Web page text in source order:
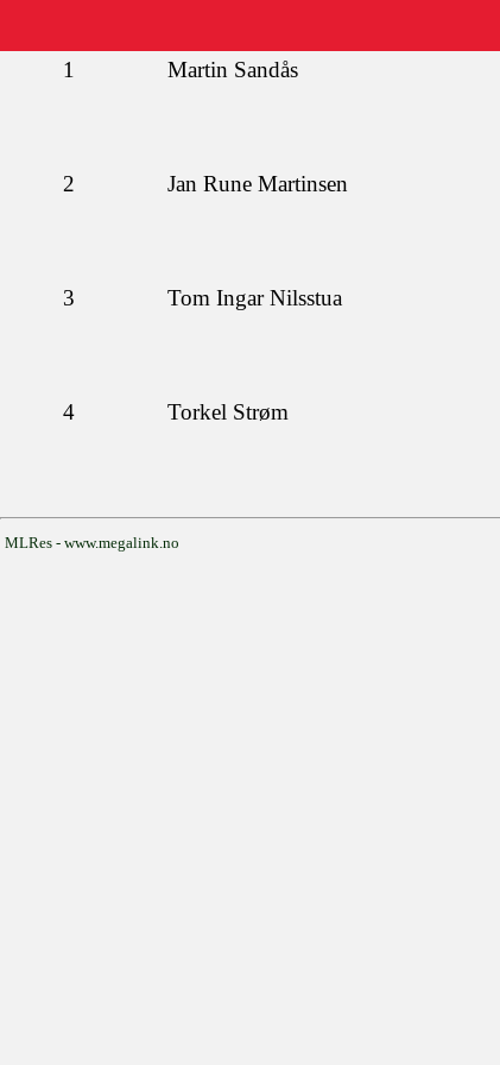
1 Martin Sandås
2
Jan Rune Martinsen
3
Tom Ingar Nilsstua
4
Torkel Strøm
MLRes - www.megalink.no